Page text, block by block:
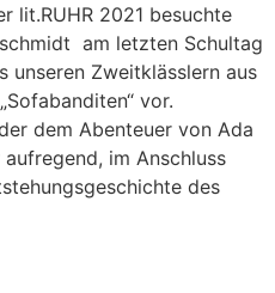
lit.RUHR 2021 besuchte
am letzten Schultag
unseren Zweitklässlern aus
vor.
dem Abenteuer von Ada
im Anschluss
des